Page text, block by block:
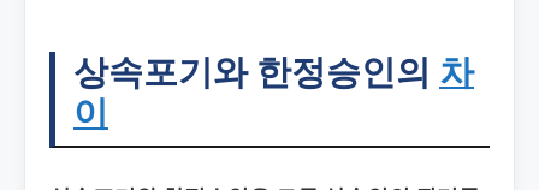
상속포기와 한정승인의 차
이